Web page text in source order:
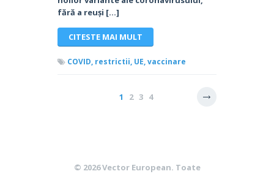
fără a reuși […]
CITESTE MAI MULT
COVID, restrictii, UE,vaccinare
1 2 3 4
© 2026Vector European. Toate